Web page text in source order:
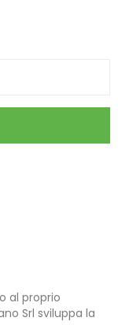
al proprio
Srl sviluppa la